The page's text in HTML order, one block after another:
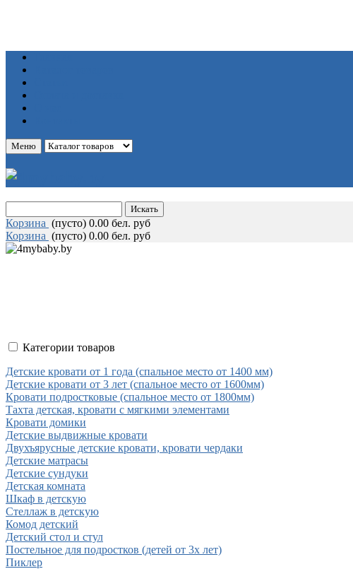
Меню
Корзина (пусто) 0.00 бел. руб
Корзина (пусто) 0.00 бел. руб
Категории товаров
Детские кровати от 1 года (спальное место от 1400 мм)
Детские кровати от 3 лет (спальное место от 1600мм)
Кровати подростковые (спальное место от 1800мм)
Тахта детская, кровати с мягкими элементами
Кровати домики
Детские выдвижные кровати
Двухъярусные детские кровати, кровати чердаки
Детские матрасы
Детские сундуки
Детская комната
Шкаф в детскую
Стеллаж в детскую
Комод детский
Детский стол и стул
Постельное для подростков (детей от 3х лет)
Пиклер